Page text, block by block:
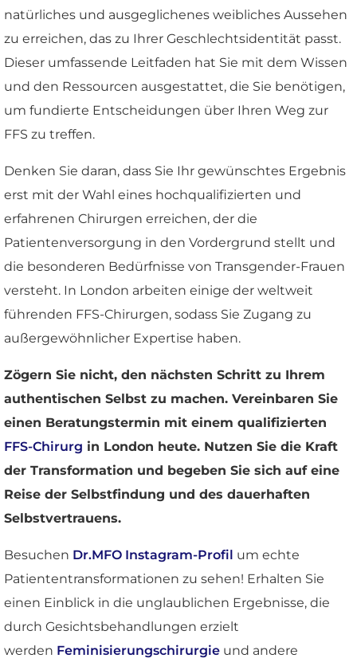
natürliches und ausgeglichenes weibliches Aussehen
zu erreichen, das zu Ihrer Geschlechtsidentität passt.
Dieser umfassende Leitfaden hat Sie mit dem Wissen
und den Ressourcen ausgestattet, die Sie benötigen,
um fundierte Entscheidungen über Ihren Weg zur
FFS zu treffen.
Denken Sie daran, dass Sie Ihr gewünschtes Ergebnis
erst mit der Wahl eines hochqualifizierten und
erfahrenen Chirurgen erreichen, der die
Patientenversorgung in den Vordergrund stellt und
die besonderen Bedürfnisse von Transgender-Frauen
versteht. In London arbeiten einige der weltweit
führenden FFS-Chirurgen, sodass Sie Zugang zu
außergewöhnlicher Expertise haben.
Zögern Sie nicht, den nächsten Schritt zu Ihrem
authentischen Selbst zu machen. Vereinbaren Sie
einen Beratungstermin mit einem qualifizierten
FFS-Chirurg in London heute. Nutzen Sie die Kraft
der Transformation und begeben Sie sich auf eine
Reise der Selbstfindung und des dauerhaften
Selbstvertrauens.
Besuchen Dr.MFO Instagram-Profil um echte
Patiententransformationen zu sehen! Erhalten Sie
einen Einblick in die unglaublichen Ergebnisse, die
durch Gesichtsbehandlungen erzielt
werden Feminisierungschirurgie und andere